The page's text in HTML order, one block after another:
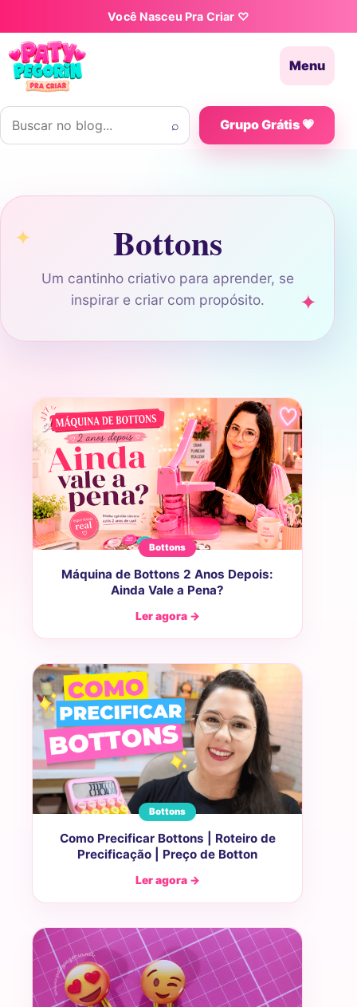
Pular para o conteúdoVocê Nasceu Pra Criar ♡
Menu
Buscar por:
⌕ Grupo Grátis 💗
Bottons
Um cantinho criativo para aprender, se
inspirar e criar com propósito.
Bottons
Máquina de Bottons 2 Anos Depois:
Ainda Vale a Pena?
Ler agora →
Bottons
Como Precificar Bottons | Roteiro de
Precificação | Preço de Botton
Ler agora →